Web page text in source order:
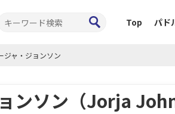
Top パド
ジャ・ジョンソン
ンソン（Jorja